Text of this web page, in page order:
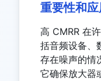
重要性和
高 CMRR 在
括音频设备、
存在噪声的情
它确保放大器